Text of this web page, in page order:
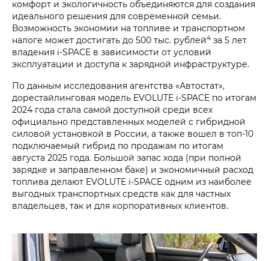
комфорт и экологичность объединяются для создания
идеального решения для современной семьи.
Возможность экономии на топливе и транспортном
налоге может достигать до 500 тыс. рублей4 за 5 лет
владения i‑SPACE в зависимости от условий
эксплуатации и доступа к зарядной инфраструктуре.
По данным исследования агентства «Автостат»,
дорестайлинговая модель EVOLUTE i‑SPACE по итогам
2024 года стала самой доступной среди всех
официально представленных моделей с гибридной
силовой установкой в России, а также вошел в топ-10
подключаемый гибрид по продажам по итогам
августа 2025 года. Большой запас хода (при полной
зарядке и заправленном баке) и экономичный расход
топлива делают EVOLUTE i‑SPACE одним из наиболее
выгодных транспортных средств как для частных
владельцев, так и для корпоративных клиентов.